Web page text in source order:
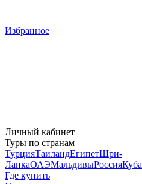
Избранное
Личный кабинет
Туры по странам
ТурцияТаиландЕгипетШри-
ЛанкаОАЭМальдивыРоссияКуба
Где купить